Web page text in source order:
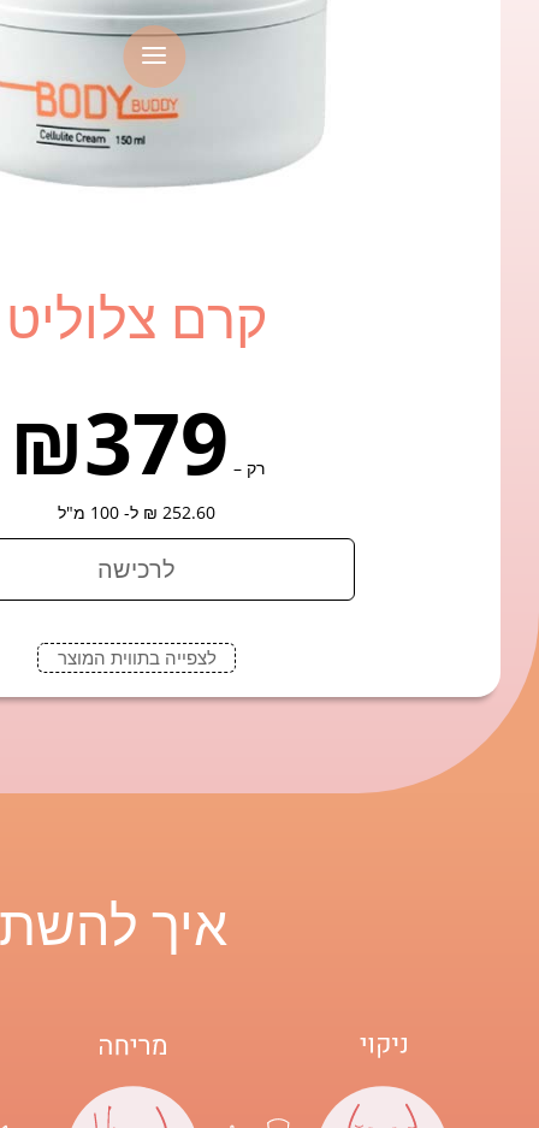
a
קרם צלוליט
רק – ₪379
252.60 ₪ ל- 100 מ"ל
לרכישה
לצפייה בתווית המוצר
איך